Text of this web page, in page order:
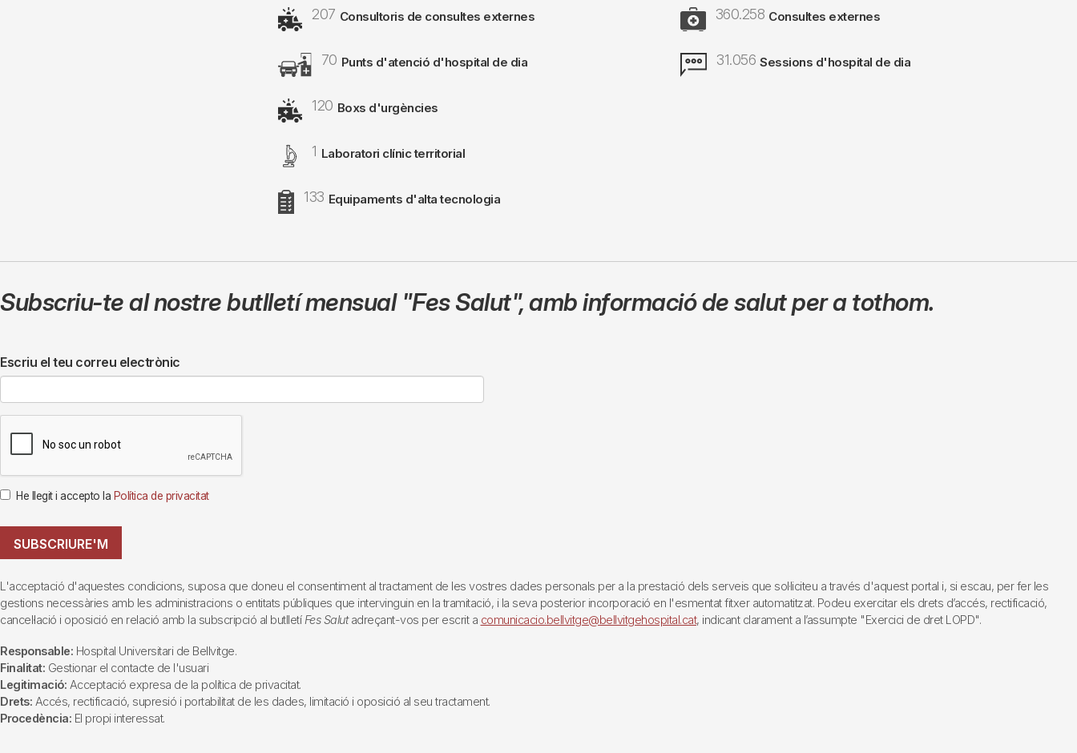
Image207 Consultoris de consultes externes
Image 70 Punts d'atenció d'hospital de dia
Image120 Boxs d'urgències
Image1 Laboratori clínic territorial
Image133 Equipaments d'alta tecnologia
Image 360.258 Consultes externes
Image 31.056 Sessions d'hospital de dia
Subscriu-te al nostre butlletí mensual "Fes Salut",amb informació de salut per a tothom.
Escriu el teu correu electrònic
He llegit i accepto la Política de privacitat
SUBSCRIURE'M
L'acceptació d'aquestes condicions, suposa que doneu el consentiment al tractament de les vostres dades personals per a la prestació dels serveis que sol·liciteu a través d'aquest portal i, si escau, per fer les
gestions necessàries amb les administracions o entitats públiques que intervinguin en la tramitació, i la seva posterior incorporació en l'esmentat fitxer automatitzat. Podeu exercitar els drets d’accés, rectificació,
cancel·lació i oposició en relació amb la subscripció al butlletíFes Salutadreçant-vos per escrit a comunicacio.bellvitge@bellvitgehospital.cat, indicant clarament a l’assumpte "Exercici de dret LOPD".
Responsable: Hospital Universitari de Bellvitge.
Finalitat: Gestionar el contacte de l'usuari
Legitimació: Acceptació expresa de la política de privacitat.
Drets: Accés, rectificació, supresió i portabilitat de les dades, limitació i oposició al seu tractament.
Procedència: El propi interessat.